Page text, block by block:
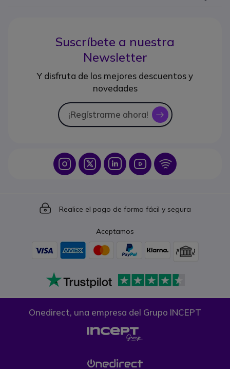
Suscríbete a nuestra
Newsletter
Y disfruta de los mejores descuentos y
novedades
¡Regístrarme ahora! icon
Icon IconIcon Icon Icon
Icon
Realice el pago de forma fácil y segura
Aceptamos
Onedirect, una empresa del Grupo INCEPT